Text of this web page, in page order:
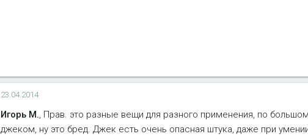
23.04.2014
Игорь М., Прав. это разные вещи для разного применения, по
джеком, ну это бред. Джек есть очень опасная штука, даже при